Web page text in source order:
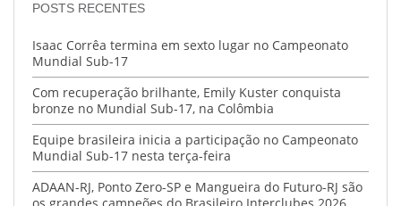
POSTS RECENTES
Isaac Corrêa termina em sexto lugar no Campeonato
Mundial Sub-17
Com recuperação brilhante, Emily Kuster conquista
bronze no Mundial Sub-17, na Colômbia
Equipe brasileira inicia a participação no Campeonato
Mundial Sub-17 nesta terça-feira
ADAAN-RJ, Ponto Zero-SP e Mangueira do Futuro-RJ são